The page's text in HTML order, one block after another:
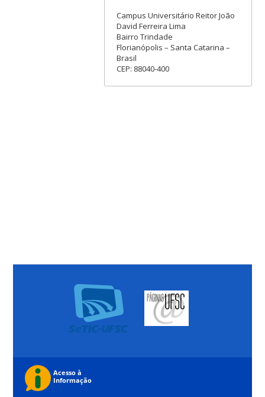
Campus Universitário Reitor João
David Ferreira Lima
Bairro Trindade
Florianópolis – Santa Catarina –
Brasil
CEP: 88040-400